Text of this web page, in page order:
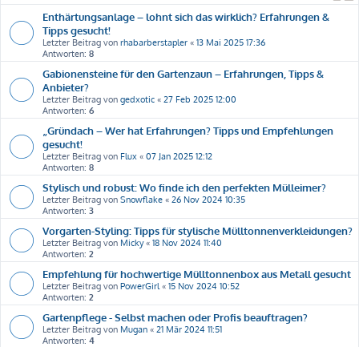
Enthärtungsanlage – lohnt sich das wirklich? Erfahrungen &
Tipps gesucht!
Letzter Beitrag von rhabarberstapler « 13 Mai 2025 17:36
Antworten: 8
Gabionensteine für den Gartenzaun – Erfahrungen, Tipps &
Anbieter?
Letzter Beitrag von gedxotic « 27 Feb 2025 12:00
Antworten: 6
„Gründach – Wer hat Erfahrungen? Tipps und Empfehlungen
gesucht!
Letzter Beitrag von Flux « 07 Jan 2025 12:12
Antworten: 8
Stylisch und robust: Wo finde ich den perfekten Mülleimer?
Letzter Beitrag von Snowflake « 26 Nov 2024 10:35
Antworten: 3
Vorgarten-Styling: Tipps für stylische Mülltonnenverkleidungen?
Letzter Beitrag von Micky« 18 Nov 2024 11:40
Antworten: 2
Empfehlung für hochwertige Mülltonnenbox aus Metall gesucht
Letzter Beitrag von PowerGirl« 15 Nov 2024 10:52
Antworten: 2
Gartenpflege - Selbst machen oder Profis beauftragen?
Letzter Beitrag von Mugan « 21 Mär 2024 11:51
Antworten: 4